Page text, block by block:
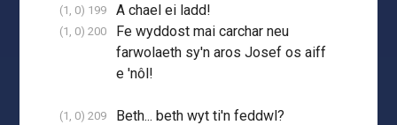
(1, 0) 199 A chael ei ladd!
(1, 0) 200
Fe wyddost mai carchar neu
farwolaeth sy'n aros Josef os aiff
e 'nôl!
(1, 0) 209 Beth... beth wyt ti'n feddwl?